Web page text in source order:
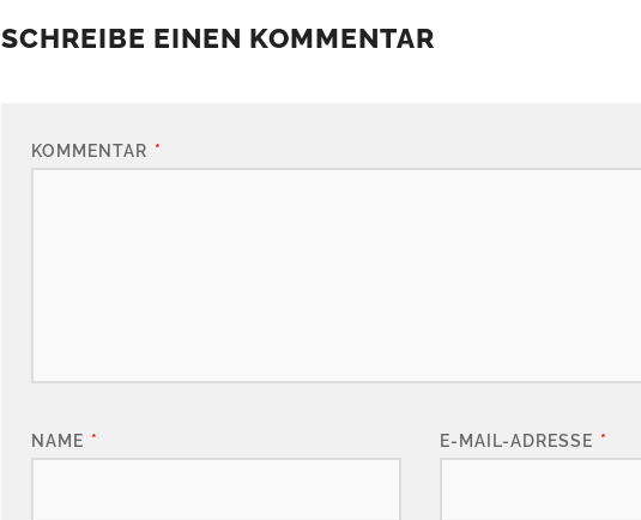
SCHREIBE EINEN KOMMENTAR
KOMMENTAR *
NAME * E-MAIL-ADRESSE *